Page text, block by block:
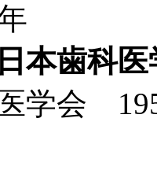
本歯科
1954